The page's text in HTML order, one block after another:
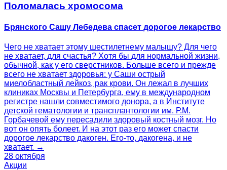
Поломалась хромосома
Брянского Сашу Лебедева спасет дорогое лекарство
Чего не хватает этому шестилетнему малышу? Для чего
не хватает, для счастья? Хотя бы для нормальной жизни,
обычной, как у его сверстников. Больше всего и прежде
всего не хватает здоровья: у Саши острый
миелобластный лейкоз, рак крови. Он лежал в лучших
клиниках Москвы и Петербурга, ему в международном
регистре нашли совместимого донора, а в Институте
детской гематологии и трансплантологии им. Р.М.
Горбачевой ему пересадили здоровый костный мозг. Но
вот он опять болеет. И на этот раз его может спасти
дорогое лекарство дакоген. Его-то, дакогена, и не
хватает. →
28 октября
Акции